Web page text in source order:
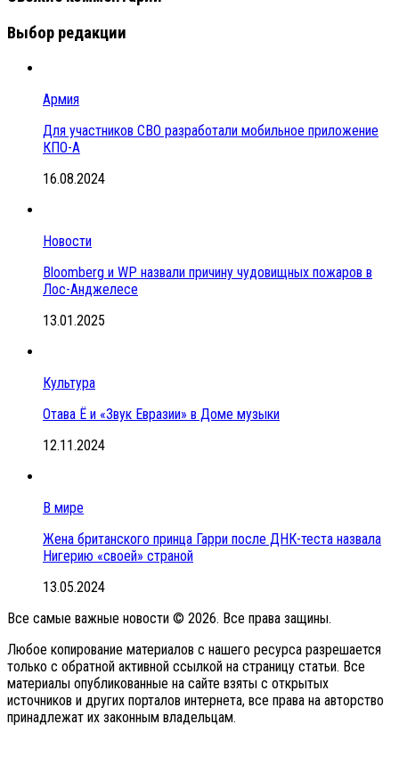
Выбор редакции
Армия
Для участников СВО разработали мобильное приложение
КПО-А
16.08.2024
Новости
Bloomberg и WP назвали причину чудовищных пожаров в
Лос-Анджелесе
13.01.2025
Культура
Отава Ё и «Звук Евразии» в Доме музыки
12.11.2024
В мире
Жена британского принца Гарри после ДНК-теста назвала
Нигерию «своей» страной
13.05.2024
Все самые важные новости © 2026. Все права защины.
Любое копирование материалов с нашего ресурса разрешается
только с обратной активной ссылкой на страницу статьи. Все
материалы опубликованные на сайте взяты с открытых
источников и других порталов интернета, все права на авторство
принадлежат их законным владельцам.